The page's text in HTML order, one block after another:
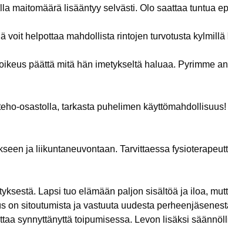
maitomäärä lisääntyy selvästi. Olo saattaa tuntua
helpottaa mahdollista rintojen turvotusta
päättä mitä hän imetykseltä haluaa. Pyrimme
osastolla, tarkasta puhelimen käyttömahdollisuus!
ja liikuntaneuvontaan. Tarvittaessa
Lapsi tuo elämään paljon sisältöä ja iloa,
sitoutumista ja vastuuta uudesta
synnyttänyttä toipumisessa. Levon lisäksi